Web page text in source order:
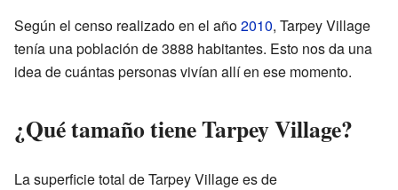
Según el censo realizado en el año2010, Tarpey Village
tenía una población de 3888 habitantes. Esto nos da una
idea de cuántas personas vivían allí en ese momento.
¿Qué tamaño tiene Tarpey Village?
La superficie total de Tarpey Village es de